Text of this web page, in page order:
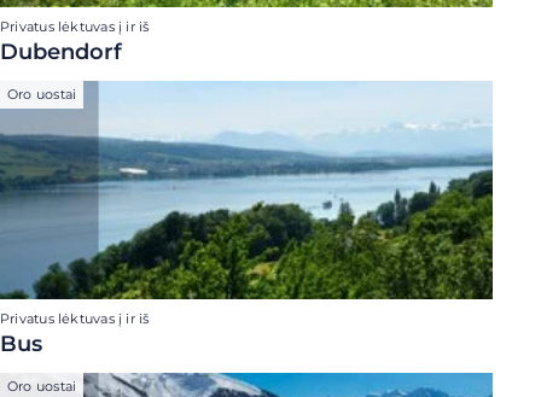
Privatus lėktuvas į ir iš
Dubendorf
Oro uostai
Privatus lėktuvas į ir iš
Bus
Oro uostai